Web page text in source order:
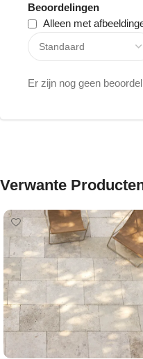
Beoordelingen
Alleen met
Er zijn nog geen
Verwante